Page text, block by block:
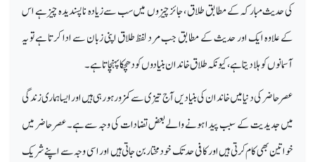
کی حدیث مبارکہ کے مطابق طلاق ، جائز چیزوں میں سب سے زیادہ ناپسندیدہ چیز ہے اس
کے علاوہ ایک اور حدیث کے مطابق جب مرد لفظ طلاق اپنی زبان سے ادا کرتا ہے تو یہ
آسمانوں کو ہلا دیتا ہے ، کیونکہ طلاق خاندان بنیادوں کو دھچکا پہنچاتا ہے۔
عصر حاضر کی دنیا میں خاندان کی بنیا دیں آج تیزی سے کمزورہو رہی ہیں اور ایسا ہماری زندگی
میں جدیدیت کے سبب پیدا ہونے والے بعض تضادات کی وجہ سے ہے۔عصر حاضر میں
خواتین بھی کام کرتی ہیں اور کافی حد تک خود مختار بن جاتی ہیں اور اسی وجہ سے اپنے شریک